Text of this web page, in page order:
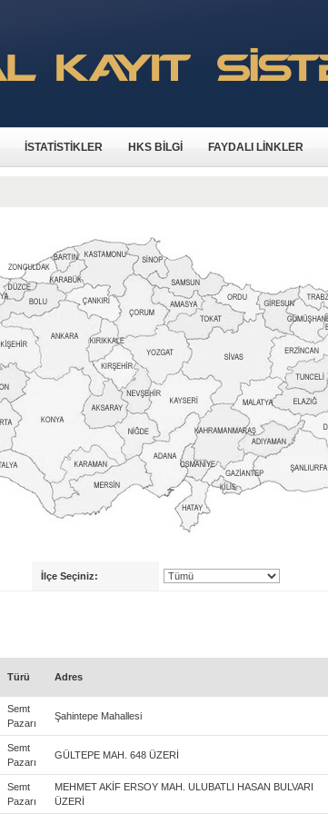
İSTATİSTİKLER HKS BİLGİ FAYDALI LİNKLER
İlçe Seçiniz:
Türü Adres
Semt
Pazarı
Şahintepe Mahallesi
Semt
Pazarı
GÜLTEPE MAH. 648 ÜZERİ
Semt
Pazarı
MEHMET AKİF ERSOY MAH. ULUBATLI HASAN BULVARI
ÜZERİ